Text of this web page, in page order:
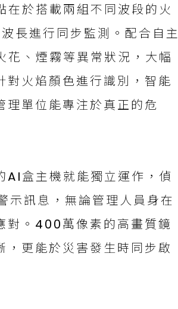
於搭載兩組不同波段的火
長進行同步監測。配合自主
、煙霧等異常狀況，大幅
對火焰顏色進行識別，智能
理單位能專注於真正的危
AI盒主機就能獨立運作，偵
訊息，無論管理人員身在
對。400萬像素的高畫質鏡
更能於災害發生時同步啟